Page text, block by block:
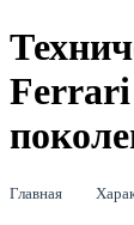
Ferrari
Главная